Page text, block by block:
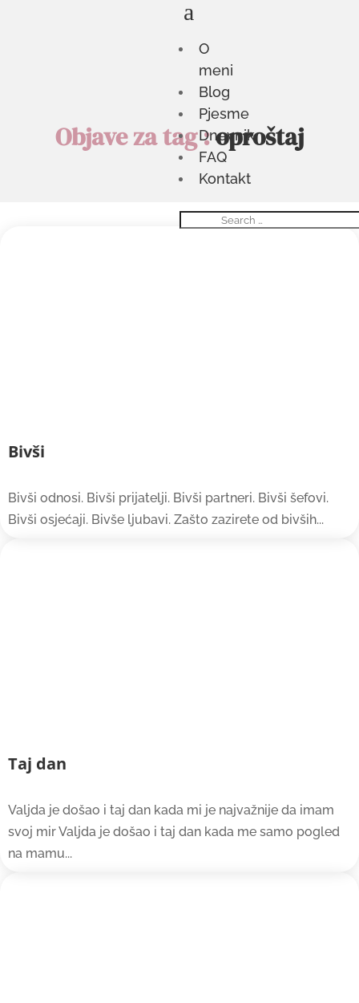
O
meni
Blog
Pjesme
Dnevnik
FAQ
Kontakt
a
Objave za tag :oproštaj
Bivši
Bivši odnosi. Bivši prijatelji. Bivši partneri. Bivši šefovi.
Bivši osjećaji. Bivše ljubavi. Zašto zazirete od bivših...
Taj dan
Valjda je došao i taj dan kada mi je najvažnije da imam
svoj mir Valjda je došao i taj dan kada me samo pogled
na mamu...